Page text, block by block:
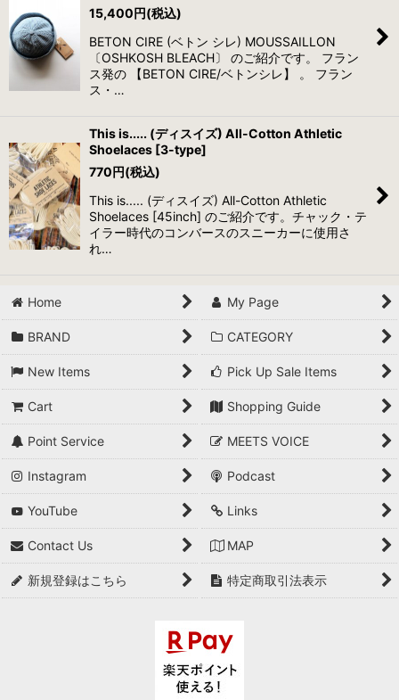
15,400円(税込)
BETON CIRE (ベトン シレ) MOUSSAILLON
〔OSHKOSH BLEACH〕 のご紹介です。 フラン
ス発の 【BETON CIRE/ベトンシレ】 。 フラン
ス・…
This is..... (ディスイズ) All-Cotton Athletic
Shoelaces [3-type]
770円(税込)
This is..... (ディスイズ) All-Cotton Athletic
Shoelaces [45inch] のご紹介です。チャック・テ
イラー時代のコンバースのスニーカーに使用さ
れ…
Home My Page
BRAND CATEGORY
New Items Pick Up Sale Items
Cart Shopping Guide
Point Service MEETS VOICE
Instagram Podcast
YouTube Links
Contact Us MAP
新規登録はこちら 特定商取引法表示